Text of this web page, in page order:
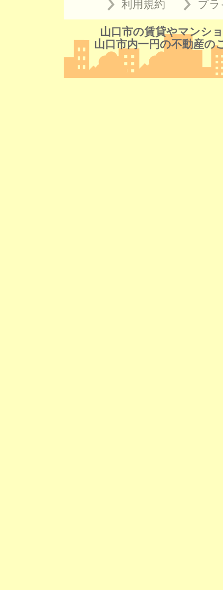
利用規約 プ
山口市の賃貸やマンシ
山口市内一円の不動産の